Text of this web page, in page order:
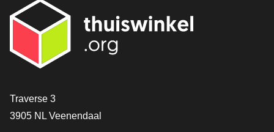
[_General:Contact]
Traverse 3
3905 NL Veenendaal